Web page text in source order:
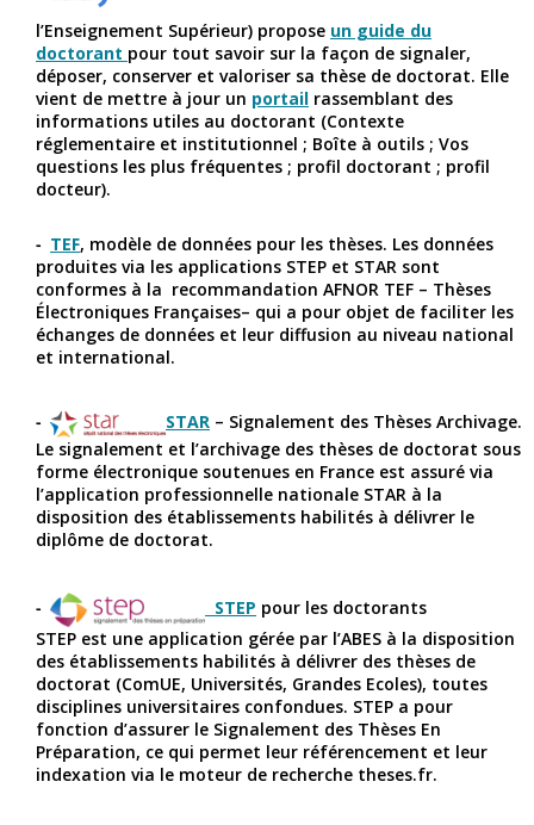
l’Enseignement Supérieur) propose un guide du
doctorant pour tout savoir sur la façon de signaler,
déposer, conserver et valoriser sa thèse de doctorat. Elle
vient de mettre à jour un portail rassemblant des
informations utiles au doctorant (Contexte
réglementaire et institutionnel ; Boîte à outils ; Vos
questions les plus fréquentes ; profil doctorant ; profil
docteur).
TEF, modèle de données pour les thèses. Les données
produites via les applications STEP et STAR sont
conformes à la recommandation AFNOR TEF – Thèses
Électroniques Françaises– qui a pour objet de faciliter les
échanges de données et leur diffusion au niveau national
et international.
STAR – Signalement des Thèses Archivage.
Le signalement et l’archivage des thèses de doctorat sous
forme électronique soutenues en France est assuré via
l’application professionnelle nationale STAR à la
disposition des établissements habilités à délivrer le
diplôme de doctorat.
STEP pour les doctorants
STEP est une application gérée par l’ABES à la disposition
des établissements habilités à délivrer des thèses de
doctorat (ComUE, Universités, Grandes Ecoles), toutes
disciplines universitaires confondues. STEP a pour
fonction d’assurer le Signalement des Thèses En
Préparation, ce qui permet leur référencement et leur
indexation via le moteur de recherche theses.fr.